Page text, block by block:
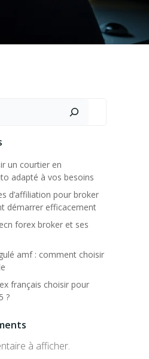
un courtier en
adapté à vos besoins
d’affiliation pour broker
démarrer efficacement
forex broker et ses
amf : comment choisir
français choisir pour
?
à afficher.